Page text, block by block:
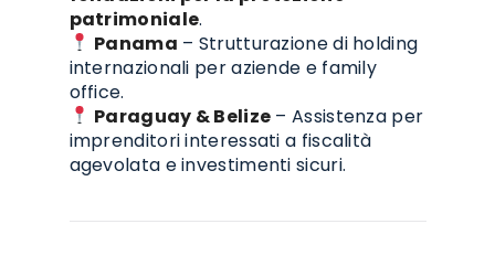
patrimoniale.
Panama – Strutturazione di holding
internazionali per aziende e family
office.
Paraguay & Belize – Assistenza per
imprenditori interessati a fiscalità
agevolata e investimenti sicuri.